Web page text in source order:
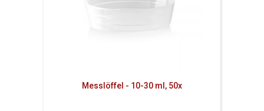
Messlöffel - 10-30 ml, 50x